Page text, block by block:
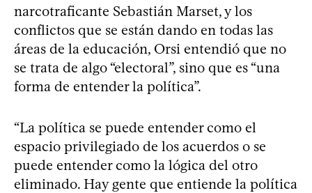
narcotraficante Sebastián Marset, y los
conflictos que se están dando en todas las
áreas de la educación, Orsi entendió que no
se trata de algo “electoral”, sino que es “una
forma de entender la política”.
“La política se puede entender como el
espacio privilegiado de los acuerdos o se
puede entender como la lógica del otro
eliminado. Hay gente que entiende la política